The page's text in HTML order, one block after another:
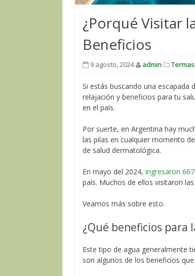
¿Porqué Visitar
Beneficios
9 agosto, 2024 admin Termas
Si estás buscando una
relajación y beneficios para tu
en el país.
Por suerte, en Argentina hay
las pilas en cualquier momento
de salud dermatológica.
En mayo del 2024,ingresaron
país. Muchos de ellos visitaron
Veamos más sobre esto.
¿Qué beneficios para
Este tipo de agua generalmente
son algunos de los beneficios